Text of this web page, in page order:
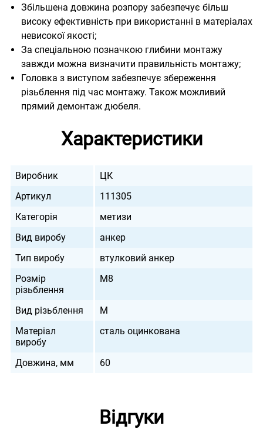
Збільшена довжина розпору забезпечує більш
високу ефективність при використанні в матеріалах
невисокої якості;
За спеціальною позначкою глибини монтажу
завжди можна визначити правильність монтажу;
Головка з виступом забезпечує збереження
різьблення під час монтажу. Також можливий
прямий демонтаж дюбеля.
Характеристики
Виробник
ЦК
Артикул
111305
Категорія
метизи
Вид виробу
анкер
Тип виробу
втулковий анкер
Розмір
різьблення
М8
Вид різьблення
M
Матеріал
виробу
сталь оцинкована
Довжина, мм 60
Відгуки